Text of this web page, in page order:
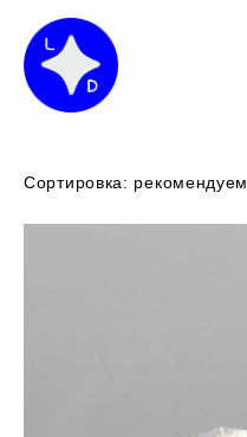
Сортировка: рекомендуем